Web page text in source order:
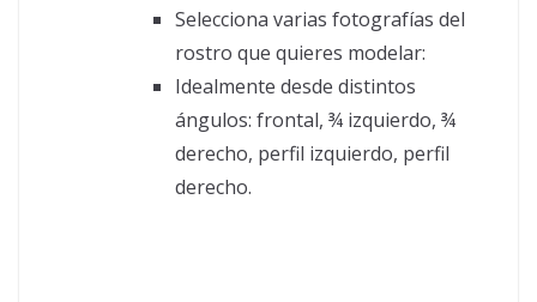
Selecciona varias fotografías del
rostro que quieres modelar:
Idealmente desde distintos
ángulos: frontal, ¾ izquierdo, ¾
derecho, perfil izquierdo, perfil
derecho.